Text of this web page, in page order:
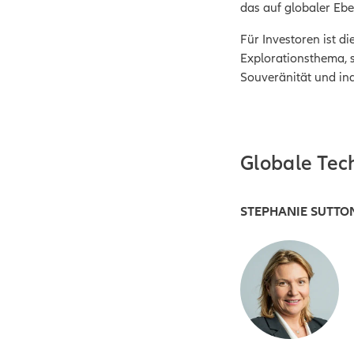
das auf globaler
Für Investoren ist
Explorationsthema,
Souveränität und
Globale
STEPHANIE